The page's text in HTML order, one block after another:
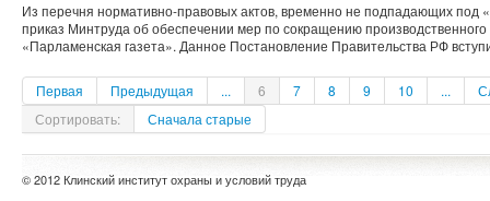
Из перечня нормативно-правовых актов, временно не подпадающих под
приказ Минтруда об обеспечении мер по сокращению
«Парламенская газета». Данное Постановление Правительства РФ
Первая Предыдущая ... 6 7 8 9 10 ...
Сортировать:
Сначала старые
© 2012 Клинский институт охраны и условий труда